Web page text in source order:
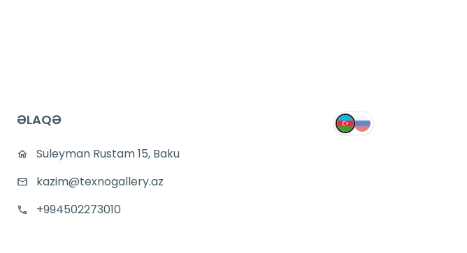
ƏLAQƏ
Suleyman Rustam 15, Baku
kazim@texnogallery.az
+994502273010